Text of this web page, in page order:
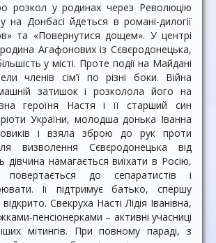
розкол у родинах через Революцію
на Донбасі йдеться в романі-дилогії
та «Повернутися дощем». У центрі
Агафонових із Сєвєродонецька,
у місті. Проте події на Майдані
членів сім’ї по різні боки. Війна
затишок і розколола його на
героїня Настя і її старший син
України, молодша донька Іванна
і взяла зброю до рук проти
визволення Сєвєродонецька від
намагається виїхати в Росію,
до сепаратистів і
Її підтримує батько, спершу
Свекруха Насті Лідія Іванівна,
пенсіонерками – активні учасниці
мітингів. При повному параді, з